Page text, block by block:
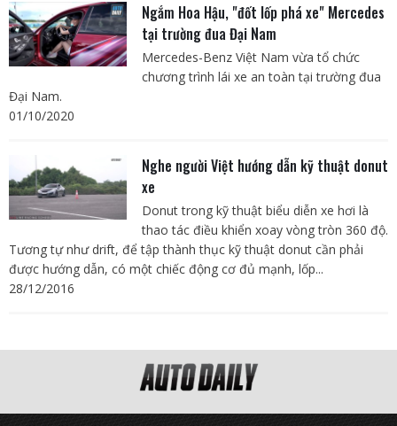
Ngắm Hoa Hậu, "đốt lốp phá xe" Mercedes
tại trường đua Đại Nam
Mercedes-Benz Việt Nam vừa tổ chức
chương trình lái xe an toàn tại trường đua
Đại Nam.
01/10/2020
Nghe người Việt hướng dẫn kỹ thuật donut
xe
Donut trong kỹ thuật biểu diễn xe hơi là
thao tác điều khiển xoay vòng tròn 360 độ.
Tương tự như drift, để tập thành thục kỹ thuật donut cần phải
được hướng dẫn, có một chiếc động cơ đủ mạnh, lốp...
28/12/2016